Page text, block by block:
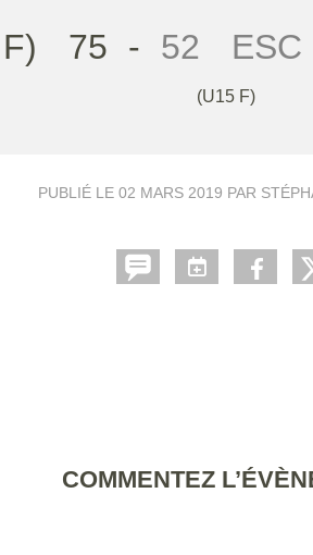
75 - 52 ESC
(U15 F)
PUBLIÉ LE 02 MARS 2019 PAR
COMMENTEZ